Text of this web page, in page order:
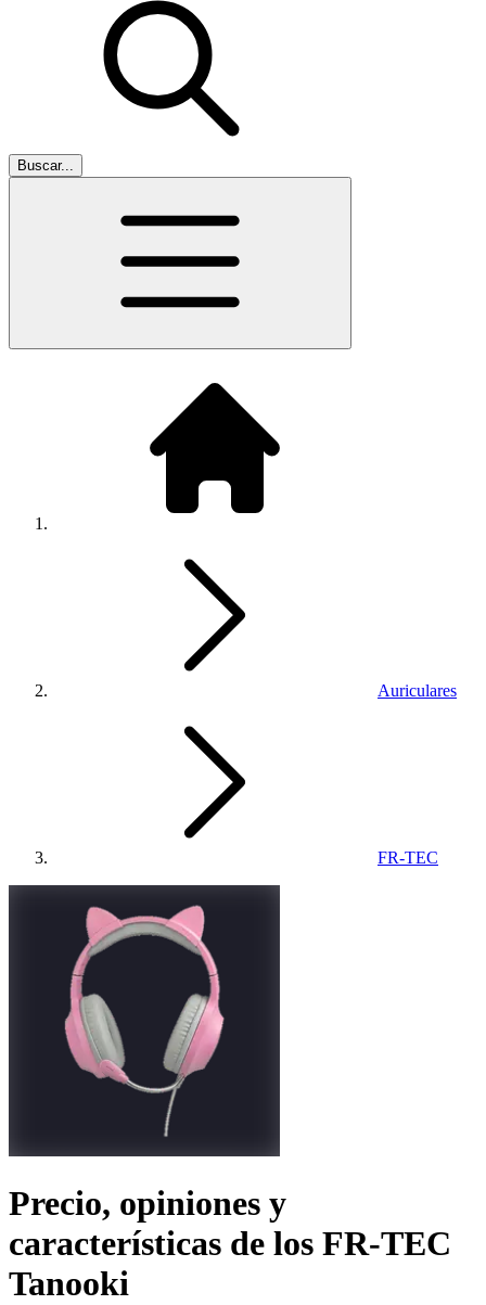
Buscar...
Auriculares
FR-TEC
Precio, opiniones y
características de los FR-TEC
Tanooki